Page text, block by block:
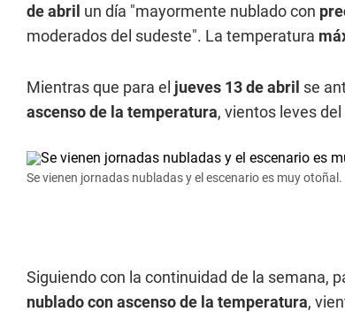
de abril un día "mayormente nublado con
moderados del sudeste". La temperatura
Mientras que para el jueves 13 de abril se
ascenso de la temperatura, vientos leves
Se vienen jornadas nubladas y el escenario es muy otoñal.
Siguiendo con la continuidad de la semana,
nublado con ascenso de la temperatura,